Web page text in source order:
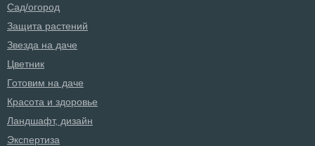
Сад/огород
Защита растений
Звезда на даче
Цветник
Готовим на даче
Красота и здоровье
Ландшафт, дизайн
Экспертиза